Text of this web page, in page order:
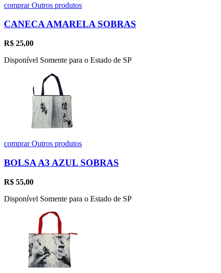
comprarOutros produtos
CANECA AMARELA SOBRAS
R$ 25,00
Disponível Somente para o Estado de SP
comprarOutros produtos
BOLSA A3 AZUL SOBRAS
R$ 55,00
Disponível Somente para o Estado de SP